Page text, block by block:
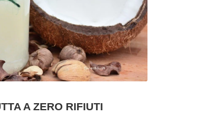
A ZERO RIFIUTI